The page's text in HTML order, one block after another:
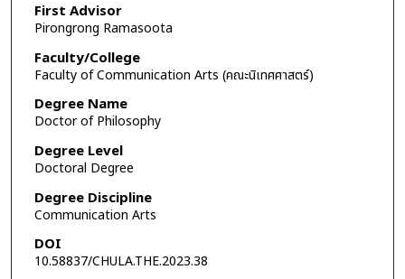
First Advisor
Pirongrong Ramasoota
Faculty/College
Faculty of Communication Arts (คณะนิเทศศาสตร์)
Degree Name
Doctor of Philosophy
Degree Level
Doctoral Degree
Degree Discipline
Communication Arts
DOI
10.58837/CHULA.THE.2023.38